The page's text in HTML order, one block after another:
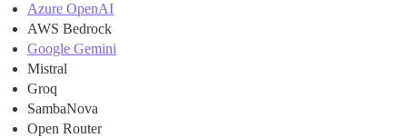
Azure OpenAI
AWS Bedrock
Google Gemini
Mistral
Groq
SambaNova
Open Router